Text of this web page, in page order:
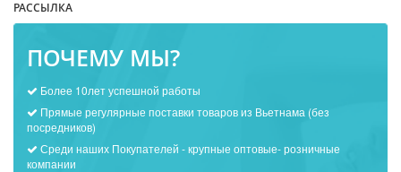
РАССЫЛКА
ПОЧЕМУ МЫ?
Более 10лет успешной работы
Прямые регулярные поставки товаров из Вьетнама (без
посредников)
Среди наших Покупателей - крупные оптовые- розничные
компании